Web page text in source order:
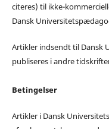
citeres) til ikke-
Dansk
Artikler indsendt til Dansk
publiseres i andre
Betingelser
Artikler i Dansk